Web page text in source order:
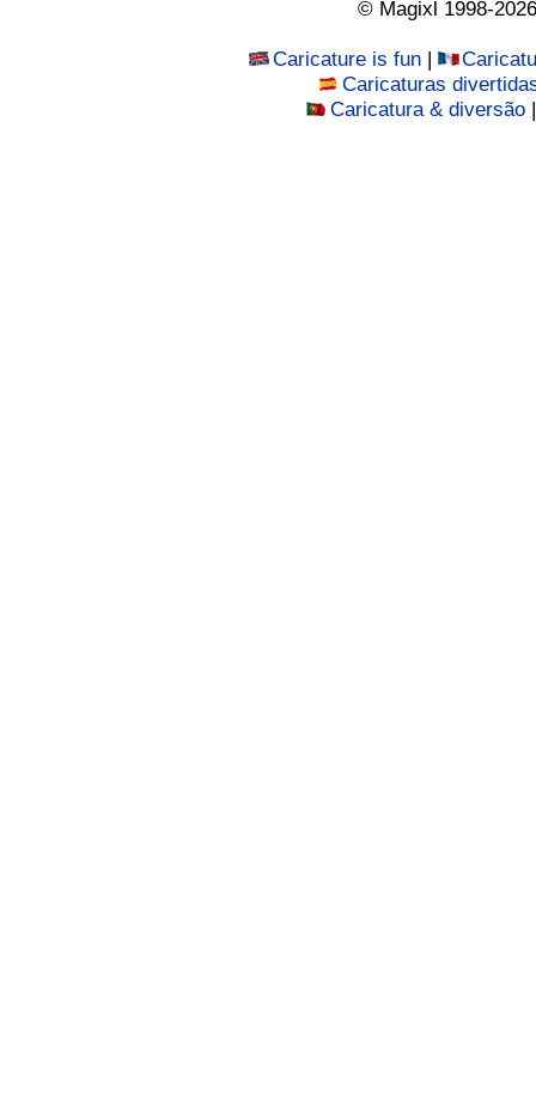
© Magixl 1998-
Caricature is fun |
Caricaturas
Caricatura & diversão |